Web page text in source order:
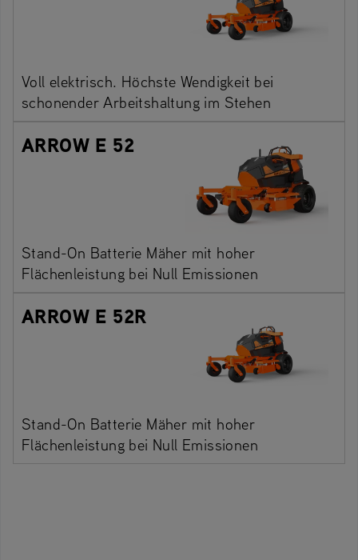
Voll elektrisch. Höchste Wendigkeit bei
schonender Arbeitshaltung im Stehen
ARROW E 52
Stand-On Batterie Mäher mit hoher
Flächenleistung bei Null Emissionen
ARROW E 52R
Stand-On Batterie Mäher mit hoher
Flächenleistung bei Null Emissionen